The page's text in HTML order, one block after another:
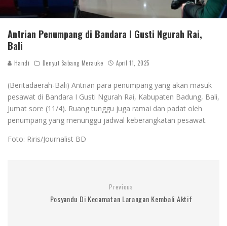
Antrian Penumpang di Bandara I Gusti Ngurah Rai,
Bali
Handi Denyut Sabang Merauke April 11, 2025
(Beritadaerah-Bali) Antrian para penumpang yang akan masuk
pesawat di Bandara I Gusti Ngurah Rai, Kabupaten Badung, Bali,
Jumat sore (11/4). Ruang tunggu juga ramai dan padat oleh
penumpang yang menunggu jadwal keberangkatan pesawat.
Foto: Riris/Journalist BD
Previous
Posyandu Di Kecamatan Larangan Kembali Aktif